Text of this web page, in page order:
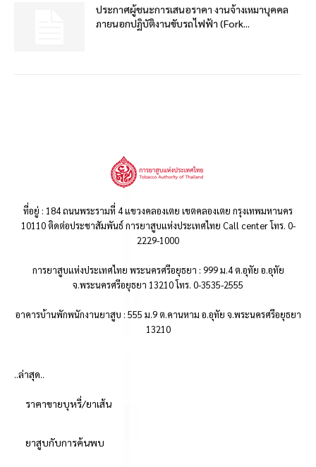
ประกาศผู้ชนะการเสนอราคา งานจ้างเหมาบุคคล
ภายนอกปฏิบัติงานขับรถไฟฟ้า (Fork...
ที่อยู่ : 184 ถนนพระรามที่ 4 แขวงคลองเตย เขตคลองเตย กรุงเทพมหานคร
10110 ติดต่อประชาสัมพันธ์ การยาสูบแห่งประเทศไทย Call center โทร. 0-
2229-1000
การยาสูบแห่งประเทศไทย พระนครศรีอยุธยา : 999 ม.4 ต.อุทัย อ.อุทัย
จ.พระนครศรีอยุธยา 13210 โทร. 0-3535-2555
อาคารบ้านพักพนักงานยาสูบ : 555 ม.9 ต.คานหาม อ.อุทัย จ.พระนครศรีอยุธยา
13210
..ล่าสุด..
ราคาขายบุหรี่/ยาเส้น
ยาสูบกับการค้นพบ